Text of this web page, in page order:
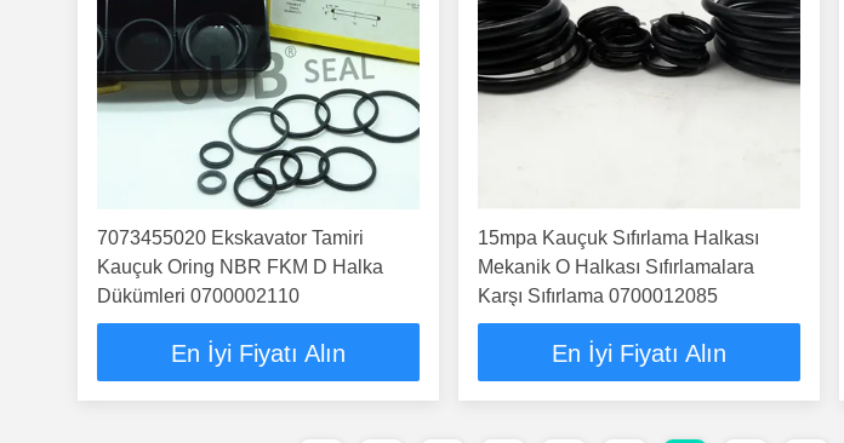
7073455020 Ekskavator Tamiri
Kauçuk Oring NBR FKM D Halka
Dükümleri 0700002110
En İyi Fiyatı Alın
15mpa Kauçuk Sıfırlama Halkası
Mekanik O Halkası Sıfırlamalara
Karşı Sıfırlama 0700012085
En İyi Fiyatı Alın